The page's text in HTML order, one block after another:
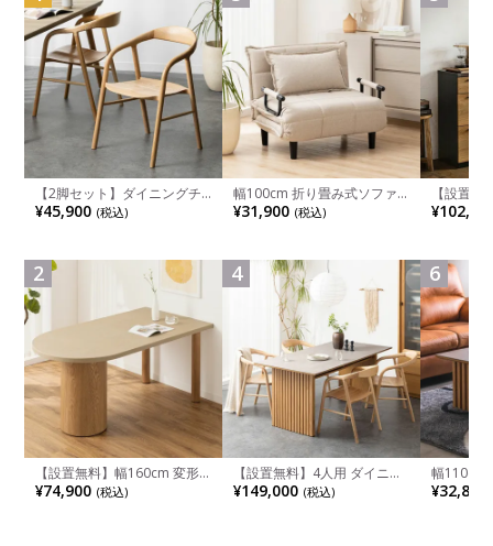
【2脚セット】ダイニングチ
ェア 木製 LUGA 肘付き チェ
ア 天然木 リビング椅子 板座
ュラル ブラウン 完成品
¥45,900 (税込)
2
【設置無料】幅160cm 変形
半円 ダイニングテーブル モ
ルタル風 LENAS コンクリー
¥74,900 (税込)
幅100cm 折り畳み式ソファ
ベッド コンパクト リクライ
ニング カウチスタイル 省ス
¥31,900 (税込)
4
【設置無料】4人用 ダイニン
グテーブルセット 5点 LUGA
セラミックテーブル おしゃれ
¥149,000 (税込)
【設置
チンカウ
板 引き出
れ ウッデ
ル グレー
6
幅110cm
木目調 リ
付き 長方
¥32,800